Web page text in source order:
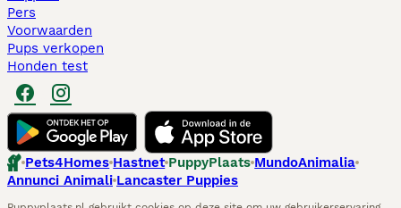
Pers
Voorwaarden
Pups verkopen
Honden test
Pets4Homes Hastnet PuppyPlaats MundoAnimalia
Annunci Animali Lancaster Puppies